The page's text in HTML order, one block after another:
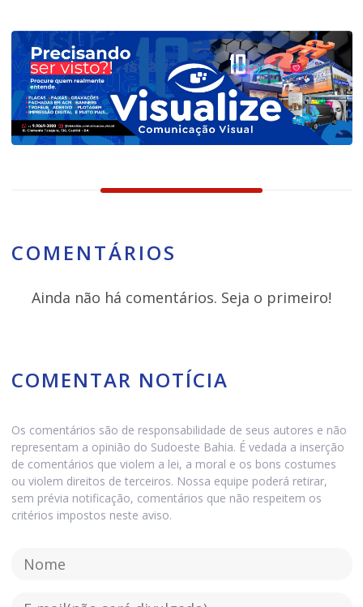
COMENTÁRIOS
Ainda não há comentários. Seja o primeiro!
COMENTAR NOTÍCIA
Os comentários são de responsabilidade de seus autores e não
representam a opinião do Sudoeste Bahia. É vedada a inserção
de comentários que violem a lei, a moral e os bons costumes
ou violem direitos de terceiros. Nossa equipe poderá retirar,
sem prévia notificação, comentários que não respeitem os
critérios impostos neste aviso.